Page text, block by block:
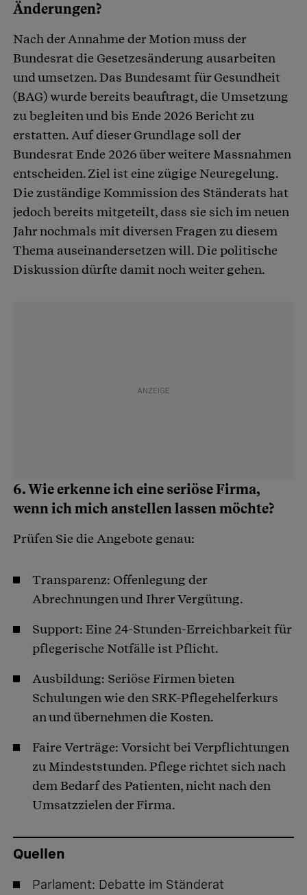
Änderungen?
Nach der Annahme der Motion muss der
Bundesrat die Gesetzesänderung ausarbeiten
und umsetzen. Das Bundesamt für Gesundheit
(BAG) wurde bereits beauftragt, die Umsetzung
zu begleiten und bis Ende 2026 Bericht zu
erstatten. Auf dieser Grundlage soll der
Bundesrat Ende 2026 über weitere Massnahmen
entscheiden. Ziel ist eine zügige Neuregelung.
Die zuständige Kommission des Ständerats hat
jedoch bereits mitgeteilt, dass sie sich im neuen
Jahr nochmals mit diversen Fragen zu diesem
Thema auseinandersetzen will. Die politische
Diskussion dürfte damit noch weiter gehen.
6. Wie erkenne ich eine seriöse Firma,
wenn ich mich anstellen lassen möchte?
Prüfen Sie die Angebote genau:
Transparenz: Offenlegung der
Abrechnungen und Ihrer Vergütung.
Support: Eine 24-Stunden-Erreichbarkeit für
pflegerische Notfälle ist Pflicht.
Ausbildung: Seriöse Firmen bieten
Schulungen wie den SRK-Pflegehelferkurs
an und übernehmen die Kosten.
Faire Verträge: Vorsicht bei Verpflichtungen
zu Mindeststunden. Pflege richtet sich nach
dem Bedarf des Patienten, nicht nach den
Umsatzzielen der Firma.
Quellen
Parlament: Debatte im Ständerat